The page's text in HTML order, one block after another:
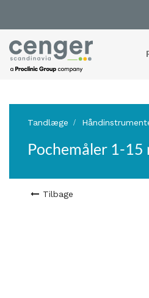
Tandlæge
Pochemåler 1-15
Tilbage